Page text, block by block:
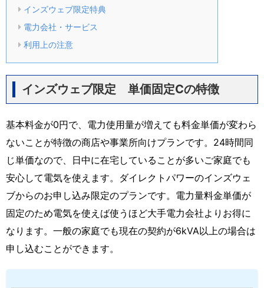
インズウェブ限定特典
電力会社・サービス
利用上の注意
インズウェブ限定 単価固定Cの特徴
基本料金が0円で、電力使用量が増えても料金単価が変わら
ないことが特徴の商店や事業所向けプランです。24時間同
じ単価なので、日中に在宅していることが多いご家庭でも
安心して電気を使えます。ダイレクトパワーのインズウェ
ブからのお申し込み限定のプランです。電力量料金単価が
固定のため電気を使えば使うほど大手電力会社よりお得に
なります。一般の家庭でも現在の契約が6kVA以上の場合は
申し込むことができます。